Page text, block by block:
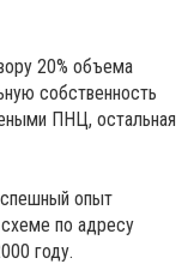
20% объема
собственность
ПНЦ, остальная
опыт
по адресу
году.